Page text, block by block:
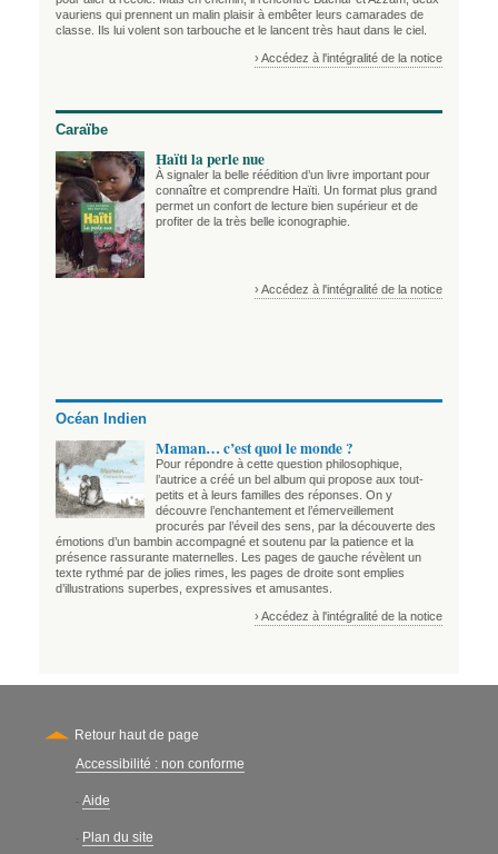
vauriens qui prennent un malin plaisir à embêter leurs camarades de
classe. Ils lui volent son tarbouche et le lancent très haut dans le ciel.
› Accédez à l'intégralité de la notice
Caraïbe
Haïti la perle nue
À signaler la belle réédition d’un livre important pour
connaître et comprendre Haïti. Un format plus grand
permet un confort de lecture bien supérieur et de
profiter de la très belle iconographie.
› Accédez à l'intégralité de la notice
Océan Indien
Maman… c’est quoi le monde ?
Pour répondre à cette question philosophique,
l’autrice a créé un bel album qui propose aux tout-
petits et à leurs familles des réponses. On y
découvre l’enchantement et l’émerveillement
procurés par l’éveil des sens, par la découverte des
émotions d’un bambin accompagné et soutenu par la patience et la
présence rassurante maternelles. Les pages de gauche révèlent un
texte rythmé par de jolies rimes, les pages de droite sont emplies
d’illustrations superbes, expressives et amusantes.
› Accédez à l'intégralité de la notice
Retour haut de page
Secondary
Accessibilité : non conforme
- Aide
- Plan du site